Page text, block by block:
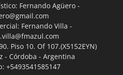
Fernando Agüero -
Fernando Villa -
Piso 10. Of 107.(X5152EYN)
- Córdoba - Argentina
+5493541585147